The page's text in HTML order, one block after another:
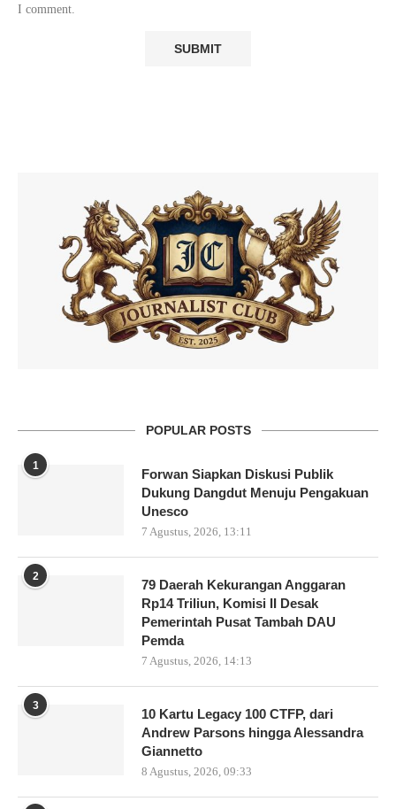
I comment.
POPULAR POSTS
1
Forwan Siapkan Diskusi Publik
Dukung Dangdut Menuju Pengakuan
Unesco
7 Agustus, 2026, 13:11
2
79 Daerah Kekurangan Anggaran
Rp14 Triliun, Komisi II Desak
Pemerintah Pusat Tambah DAU
Pemda
7 Agustus, 2026, 14:13
3
10 Kartu Legacy 100 CTFP, dari
Andrew Parsons hingga Alessandra
Giannetto
8 Agustus, 2026, 09:33